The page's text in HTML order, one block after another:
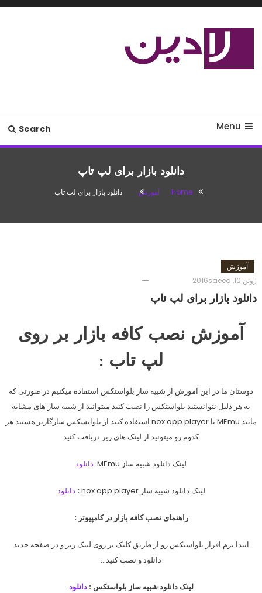
Skip
Menu
Search
دانلود بازار برای لپ تاپ
Home آموزش دانلود بازار برای لپ تاپ
آموزش
ژوئن 10, 2016
saeed
دانلود بازار برای لپ تاپ
آموزش نصب کافه بازار بر روی
لپ تاب :
دوستان ما در این آموزش از شبیه ساز بلواستکس استفاده میکنیم در صورتی که
به هر دلیل نتوانستید بلواستکس را نصب کنید میتوانید از شبیه ساز های مشابه
مانند MEmu یا nox app player استفاده کنید از بلواتسکس سازگارتر هستند هر
کدوم رو میتونید از لینک های زیر دریافت کنید
لینک دانلود شبیه ساز MEmu: دانلود
لینک دانلود شبیه ساز nox app player : دانلود
راهنمای نصب کافه بازار در کامپیوتر :
ابتدا نرم افزار بلواستکس رو از طریق کلیک بر روی لینک زیر و در صفحه جدید
دانلود و نصب کنید…
لینک دانلود شبیه ساز بلواستکس :دانلود